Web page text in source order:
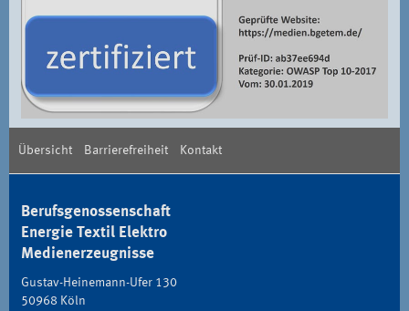
Übersicht Barrierefreiheit Kontakt
Berufsgenossenschaft
Energie Textil Elektro
Medienerzeugnisse
Gustav-Heinemann-Ufer 130
50968 Köln